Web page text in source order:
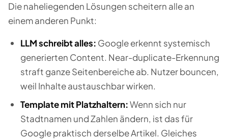
Die naheliegenden Lösungen scheitern alle an
einem anderen Punkt:
LLM schreibt alles: Google erkennt systemisch
generierten Content. Near-duplicate-Erkennung
straft ganze Seitenbereiche ab. Nutzer bouncen,
weil Inhalte austauschbar wirken.
Template mit Platzhaltern:Wenn sich nur
Stadtnamen und Zahlen ändern, ist das für
Google praktisch derselbe Artikel. Gleiches